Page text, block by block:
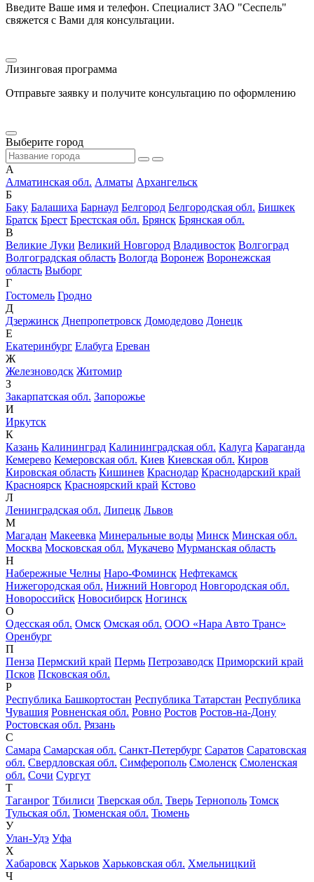
Введите Ваше имя и телефон. Специалист ЗАО "Сеспель"
свяжется с Вами для консультации.
Лизинговая программа
Отправьте заявку и получите консультацию по оформлению
Выберите город
А
Алматинская обл. Алматы Архангельск
Б
Баку Балашиха Барнаул Белгород Белгородская обл. Бишкек
Братск Брест Брестская обл. Брянск Брянская обл.
В
Великие Луки Великий Новгород Владивосток Волгоград
Волгоградская область Вологда Воронеж Воронежская
область Выборг
Г
Гостомель Гродно
Д
Дзержинск Днепропетровск Домодедово Донецк
Е
Екатеринбург Елабуга Ереван
Ж
Железноводск Житомир
З
Закарпатская обл. Запорожье
И
Иркутск
К
Казань Калининград Калининградская обл. Калуга Караганда
Кемерево Кемеровская обл. Киев Киевская обл. Киров
Кировская область Кишинев Краснодар Краснодарский край
Красноярск Красноярский край Кстово
Л
Ленинградская обл. Липецк Львов
М
Магадан Макеевка Минеральные воды Минск Минская обл.
Москва Московская обл. Мукачево Мурманская область
Н
Набережные Челны Наро-Фоминск Нефтекамск
Нижегородская обл. Нижний Новгород Новгородская обл.
Новороссийск Новосибирск Ногинск
О
Одесская обл. Омск Омская обл. ООО «Нара Авто Транс»
Оренбург
П
Пенза Пермский край Пермь Петрозаводск Приморский край
Псков Псковская обл.
Р
Республика Башкортостан Республика Татарстан Республика
Чувашия Ровненская обл. Ровно Ростов Ростов-на-Дону
Ростовская обл. Рязань
С
Самара Самарская обл. Санкт-Петербург Саратов Саратовская
обл. Свердловская обл. Симферополь Смоленск Смоленская
обл. Сочи Сургут
Т
Таганрог Тбилиси Тверская обл. Тверь Тернополь Томск
Тульская обл. Тюменская обл. Тюмень
У
Улан-Удэ Уфа
Х
Хабаровск Харьков Харьковская обл. Хмельницкий
Ч